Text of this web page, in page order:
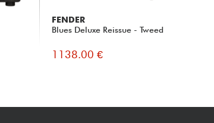
FENDER
Blues Deluxe Reissue - Tweed
1138.00 €